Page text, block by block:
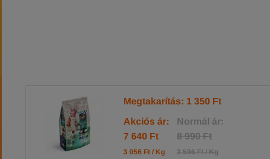
Megtakarítás: 1 350 Ft
Akciós ár:
7 640 Ft
Normál ár:
8 990 Ft
3 056 Ft / Kg 3 596 Ft / Kg